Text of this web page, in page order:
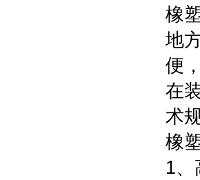
橡
地
便
在
术
橡
1、